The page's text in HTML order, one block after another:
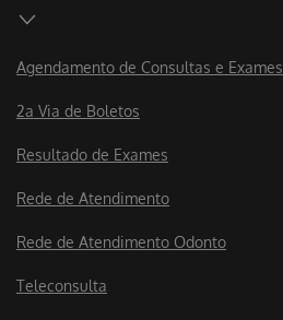
Agendamento de Consultas e Exames
2a Via de Boletos
Resultado de Exames
Rede de Atendimento
Rede de Atendimento Odonto
Teleconsulta